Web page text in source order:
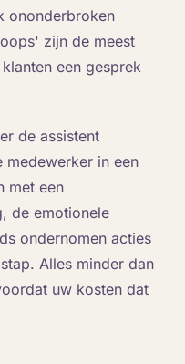
ononderbroken
zijn de meest
een gesprek
de assistent
medewerker in een
met een
de emotionele
ondernomen acties
Alles minder dan
uw kosten dat